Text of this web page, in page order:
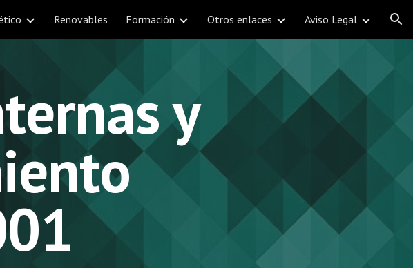
Skip to navigation
Renovables Formación Otros enlaces Aviso Legal
y